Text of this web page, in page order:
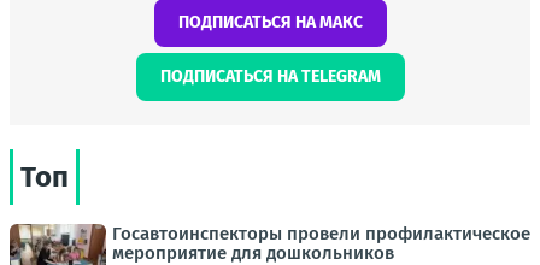
ПОДПИСАТЬСЯ НА МАКС
ПОДПИСАТЬСЯ НА TELEGRAM
Топ
Госавтоинспекторы провели профилактическое
мероприятие для дошкольников